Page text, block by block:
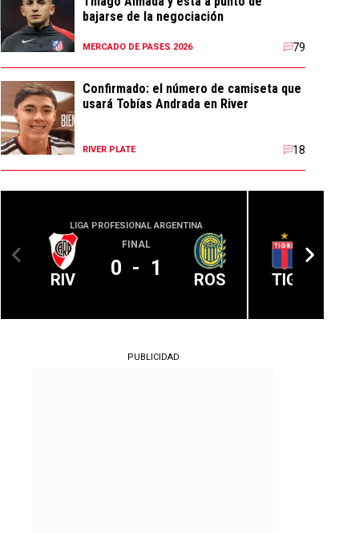
bajarse de la negociación
MERCADO DE PASES 2026 79
Confirmado: el número de camiseta que
usará Tobías Andrada en River
RIVER PLATE 18
LIGA PROFESIONAL ARGENTINA
RIV
FINAL
0 - 1 ROS TIG
PUBLICIDAD